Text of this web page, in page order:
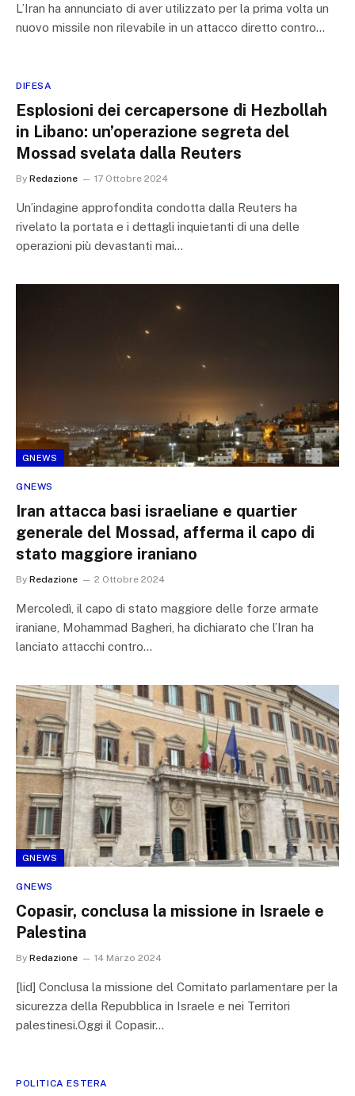
L’Iran ha annunciato di aver utilizzato per la prima volta un
nuovo missile non rilevabile in un attacco diretto contro…
DIFESA
Esplosioni dei cercapersone di Hezbollah
in Libano: un’operazione segreta del
Mossad svelata dalla Reuters
By Redazione 17 Ottobre 2024
Un’indagine approfondita condotta dalla Reuters ha
rivelato la portata e i dettagli inquietanti di una delle
operazioni più devastanti mai…
GNEWS
GNEWS
Iran attacca basi israeliane e quartier
generale del Mossad, afferma il capo di
stato maggiore iraniano
By Redazione 2 Ottobre 2024
Mercoledì, il capo di stato maggiore delle forze armate
iraniane, Mohammad Bagheri, ha dichiarato che l’Iran ha
lanciato attacchi contro…
GNEWS
GNEWS
Copasir, conclusa la missione in Israele e
Palestina
By Redazione 14 Marzo 2024
[lid] Conclusa la missione del Comitato parlamentare per la
sicurezza della Repubblica in Israele e nei Territori
palestinesi.Oggi il Copasir…
POLITICA ESTERA